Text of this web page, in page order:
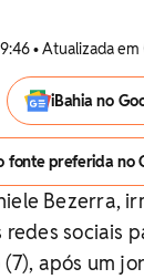
• Atualizada
iBahia no
fonte preferida no
Bezerra,
redes sociais
após um